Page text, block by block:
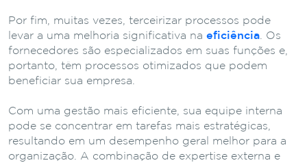
Por fim, muitas vezes, terceirizar processos pode
levar a uma melhoria significativa na eficiência . Os
fornecedores são especializados em suas funções e,
portanto, têm processos otimizados que podem
beneficiar sua empresa.
Com uma gestão mais eficiente, sua equipe interna
pode se concentrar em tarefas mais estratégicas,
resultando em um desempenho geral melhor para a
organização. A combinação de expertise externa e